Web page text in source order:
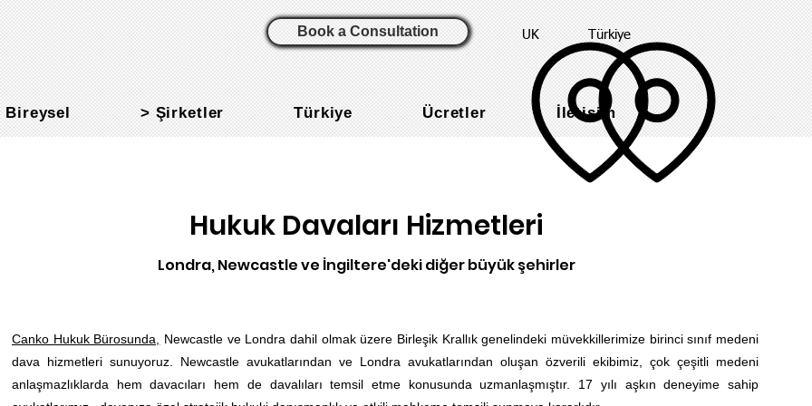
Book a Consultation UK Türkiye
Bireysel > Şirketler Türkiye Ücretler İletişim
Hukuk Davaları Hizmetleri
Londra, Newcastle ve İngiltere'deki diğer büyük şehirler
Canko Hukuk Bürosunda,
Newcastle ve Londra dahil olmak üzere Birleşik Krallık genelindeki müvekkillerimize birinci sınıf medeni
dava hizmetleri sunuyoruz. Newcastle avukatlarından ve Londra avukatlarından oluşan özverili ekibimiz, çok çeşitli medeni
anlaşmazlıklarda hem davacıları hem de davalıları temsil etme konusunda uzmanlaşmıştır. 17 yılı aşkın deneyime sahip